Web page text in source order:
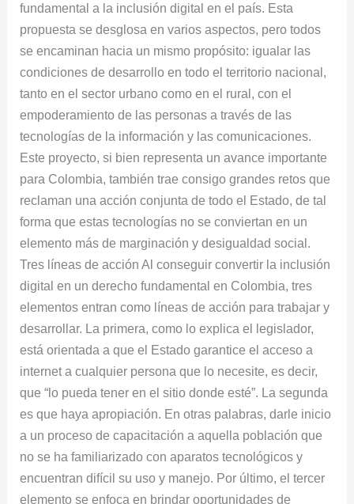
fundamental a la inclusión digital en el país. Esta
propuesta se desglosa en varios aspectos, pero todos
se encaminan hacia un mismo propósito: igualar las
condiciones de desarrollo en todo el territorio nacional,
tanto en el sector urbano como en el rural, con el
empoderamiento de las personas a través de las
tecnologías de la información y las comunicaciones.
Este proyecto, si bien representa un avance importante
para Colombia, también trae consigo grandes retos que
reclaman una acción conjunta de todo el Estado, de tal
forma que estas tecnologías no se conviertan en un
elemento más de marginación y desigualdad social.
Tres líneas de acción Al conseguir convertir la inclusión
digital en un derecho fundamental en Colombia, tres
elementos entran como líneas de acción para trabajar y
desarrollar. La primera, como lo explica el legislador,
está orientada a que el Estado garantice el acceso a
internet a cualquier persona que lo necesite, es decir,
que “lo pueda tener en el sitio donde esté”. La segunda
es que haya apropiación. En otras palabras, darle inicio
a un proceso de capacitación a aquella población que
no se ha familiarizado con aparatos tecnológicos y
encuentran difícil su uso y manejo. Por último, el tercer
elemento se enfoca en brindar oportunidades de